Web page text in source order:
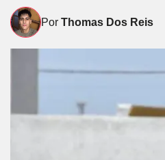
Por Thomas Dos Reis